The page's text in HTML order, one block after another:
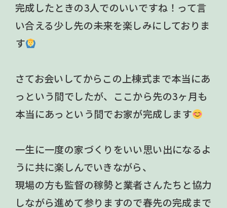
完成したときの3人でのいいですね！って言
い合える少し先の未来を楽しみにしておりま
す
さてお会いしてからこの上棟式まで本当にあ
っという間でしたが、ここから先の3ヶ月も
本当にあっという間でお家が完成します
一生に一度の家づくりをいい思い出になるよ
うに共に楽しんでいきながら、
現場の方も監督の稼勢と業者さんたちと協力
しながら進めて参りますので春先の完成まで